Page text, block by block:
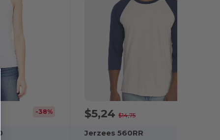
-38% $5,24$14,75
Jerzees 560RR